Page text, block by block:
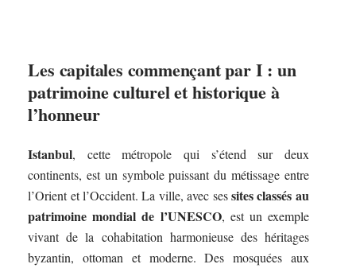
Les capitales commençant par I : un
patrimoine culturel et historique à
l’honneur
Istanbul, cette métropole qui s’étend sur deux
continents, est un symbole puissant du métissage entre
l’Orient et l’Occident. La ville, avec sessites classés au
patrimoine mondial de l’UNESCO, est un exemple
vivant de la cohabitation harmonieuse des héritages
byzantin, ottoman et moderne. Des mosquées aux